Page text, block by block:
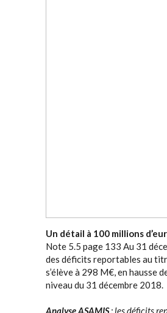
Un détail à 100 millions
Note 5.5 page 133 Au 31
des déficits reportables au
s’élève à 298 M€, en hausse
niveau du 31 décembre 2018.
Analyse ASAMIS: les déficits